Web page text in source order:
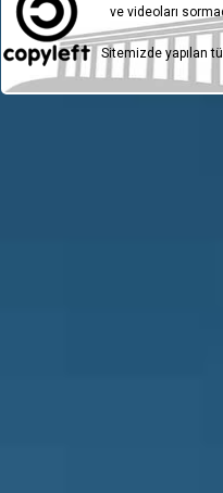
ve videoları
Sitemizde yapılan